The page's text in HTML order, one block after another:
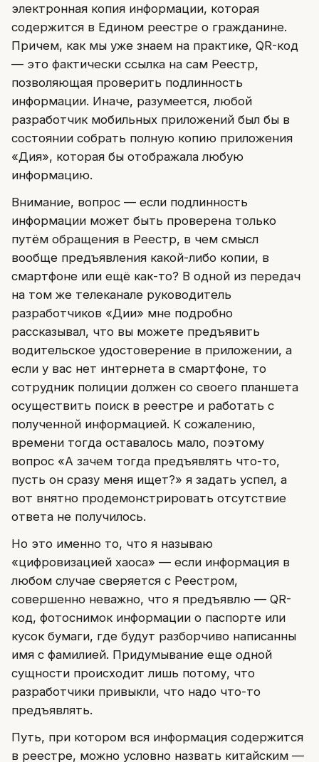
электронная копия информации, которая
содержится в Едином реестре о гражданине.
Причем, как мы уже знаем на практике, QR-код
— это фактически ссылка на сам Реестр,
позволяющая проверить подлинность
информации. Иначе, разумеется, любой
разработчик мобильных приложений был бы в
состоянии собрать полную копию приложения
«Дия», которая бы отображала любую
информацию.
Внимание, вопрос — если подлинность
информации может быть проверена только
путём обращения в Реестр, в чем смысл
вообще предъявления какой-либо копии, в
смартфоне или ещё как-то? В одной из передач
на том же телеканале руководитель
разработчиков «Дии» мне подробно
рассказывал, что вы можете предъявить
водительское удостоверение в приложении, а
если у вас нет интернета в смартфоне, то
сотрудник полиции должен со своего планшета
осуществить поиск в реестре и работать с
полученной информацией. К сожалению,
времени тогда оставалось мало, поэтому
вопрос «А зачем тогда предъявлять что-то,
пусть он сразу меня ищет?» я задать успел, а
вот внятно продемонстрировать отсутствие
ответа не получилось.
Но это именно то, что я называю
«цифровизацией хаоса» — если информация в
любом случае сверяется с Реестром,
совершенно неважно, что я предъявлю — QR-
код, фотоснимок информации о паспорте или
кусок бумаги, где будут разборчиво написанны
имя с фамилией. Придумывание еще одной
сущности происходит лишь потому, что
разработчики привыкли, что надо что-то
предъявлять.
Путь, при котором вся информация содержится
в реестре, можно условно назвать китайским —